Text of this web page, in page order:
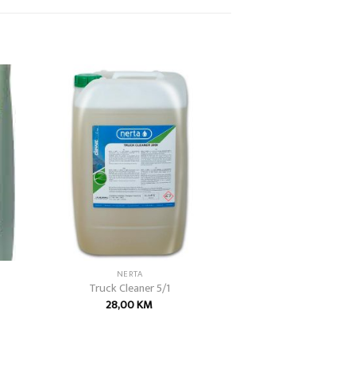
NERTA
Truck Cleaner 5/1
28,00KM